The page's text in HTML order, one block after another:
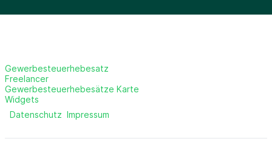
Gewerbesteuerhebesatz
Freelancer
Gewerbesteuerhebesätze Karte
Widgets
Datenschutz Impressum